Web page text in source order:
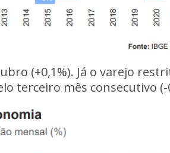
(+0,1%). Já o varejo
terceiro mês consecutivo (-